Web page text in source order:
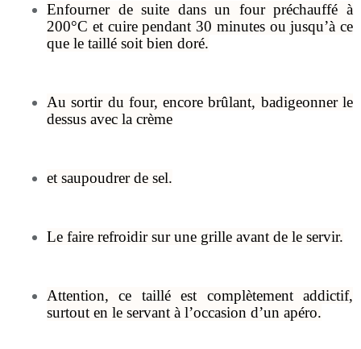
Enfourner de suite dans un four préchauffé à
200°C et cuire pendant 30 minutes ou jusqu’à ce
que le taillé soit bien doré.
Au sortir du four, encore brûlant, badigeonner le
dessus avec la crème
et saupoudrer de sel.
Le faire refroidir sur une grille avant de le servir.
Attention, ce taillé est complètement addictif,
surtout en le servant à l’occasion d’un apéro.